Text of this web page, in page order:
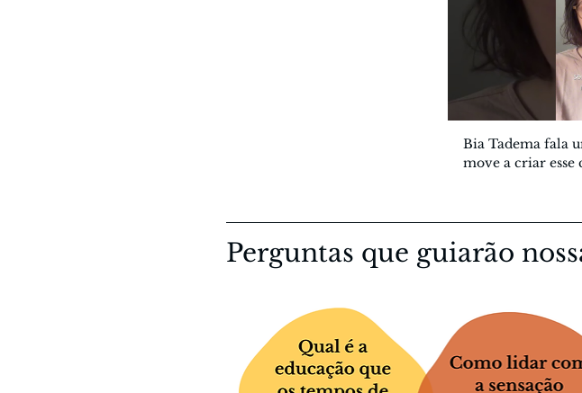
Bia Tadema fala
move a criar
Perguntas que guiarão